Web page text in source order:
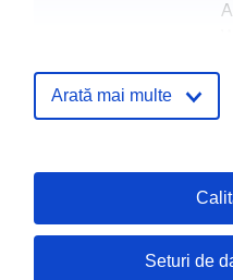
Arată mai multe
Seturi de